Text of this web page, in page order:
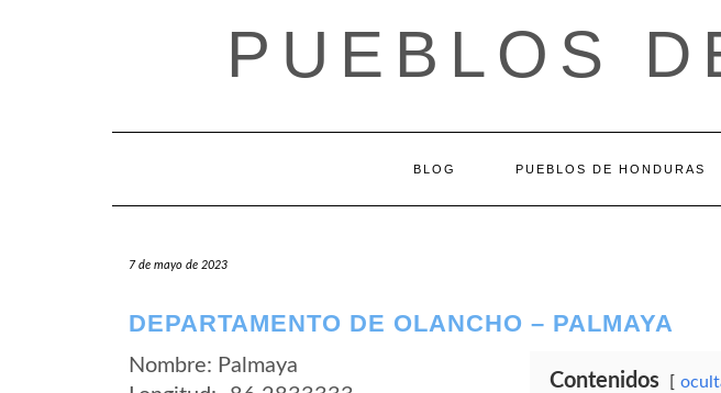
PUEBLOS
BLOG PUEBLOS DE HONDURAS
7 de mayo de 2023
DEPARTAMENTO DE OLANCHO – PALMAYA
Nombre: Palmaya
Contenidos